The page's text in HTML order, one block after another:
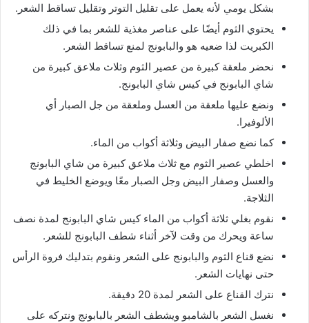
بشكل يومي لأنه يعمل على تقليل التوتر وتقليل تساقط الشعر.
يحتوي الثوم أيضًا على عناصر مغذية للشعر بما في ذلك
الكبريت لذا ضعيه هو والبابونج لمنع تساقط الشعر.
نحضر ملعقة كبيرة من عصير الثوم وثلاث ملاعق كبيرة من
شاي البابونج في كيس شاي البابونج.
ونضع عليها ملعقة من العسل وملعقة من جل الصبار أي
الألوفيرا.
كما نضع صفار البيض وثلاثة أكواب من الماء.
اخلطي عصير الثوم مع ثلاث ملاعق كبيرة من شاي البابونج
والعسل وصفار البيض وجل الصبار معًا ويوضع الخليط في
الثلاجة.
نقوم بغلي ثلاثة أكواب من الماء كيس شاي البابونج لمدة نصف
ساعة ويحرك من وقت لآخر أثناء شطف البابونج للشعر.
نضع قناع الثوم والبابونج على الشعر ونقوم بتدليك فروة الرأس
حتى نهايات الشعر.
نترك القناع على الشعر لمدة 20 دقيقة.
نغسل الشعر بالشامبو ويشطف الشعر بالبابونج ونتركه على